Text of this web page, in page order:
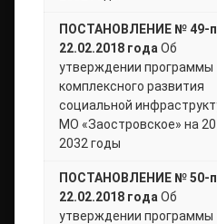
ПОСТАНОВЛЕНИЕ № 49-
22.02.2018 года Об
утверждении программы
комплексного развития
социальной
МО «Заостровское» на
2032 годы
ПОСТАНОВЛЕНИЕ № 50-
22.02.2018 года Об
утверждении программы